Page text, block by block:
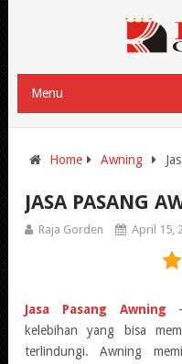
Menu
Home Awning
JASA PASANG
Raja Gorden April 15,
Jasa Pasang Awning
kelebihan yang bisa
terlindungi. Awning